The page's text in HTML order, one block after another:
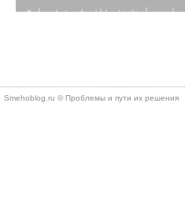
Smehoblog.ru © Проблемы и пути их решения